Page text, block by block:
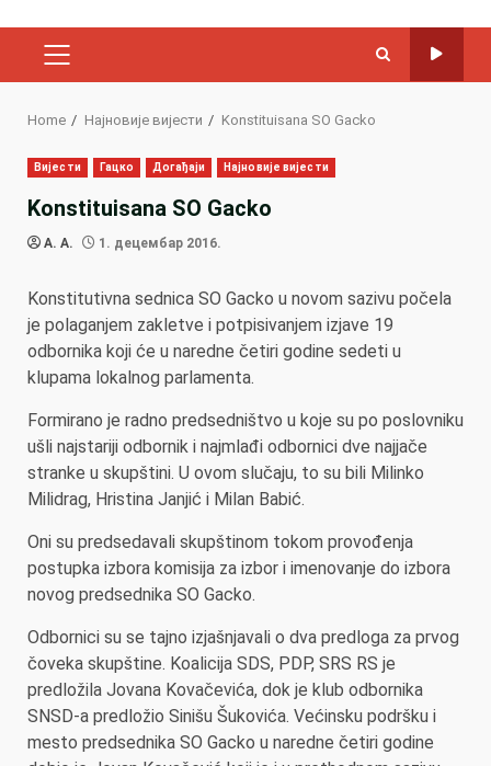
PRIMARY
Home Најновије вијести Konstituisana SO Gacko
Вијести Гацко Догађаји Најновије вијести
Konstituisana SO Gacko
A. A. 1. децембар 2016.
Konstitutivna sednica SO Gacko u novom sazivu počela
je polaganjem zakletve i potpisivanjem izjave 19
odbornika koji će u naredne četiri godine sedeti u
klupama lokalnog parlamenta.
Formirano je radno predsedništvo u koje su po poslovniku
ušli najstariji odbornik i najmlađi odbornici dve najjače
stranke u skupštini. U ovom slučaju, to su bili Milinko
Milidrag, Hristina Janjić i Milan Babić.
Oni su predsedavali skupštinom tokom provođenja
postupka izbora komisija za izbor i imenovanje do izbora
novog predsednika SO Gacko.
Odbornici su se tajno izjašnjavali o dva predloga za prvog
čoveka skupštine. Koalicija SDS, PDP, SRS RS je
predložila Jovana Kovačevića, dok je klub odbornika
SNSD-a predložio Sinišu Šukovića. Većinsku podršku i
mesto predsednika SO Gacko u naredne četiri godine